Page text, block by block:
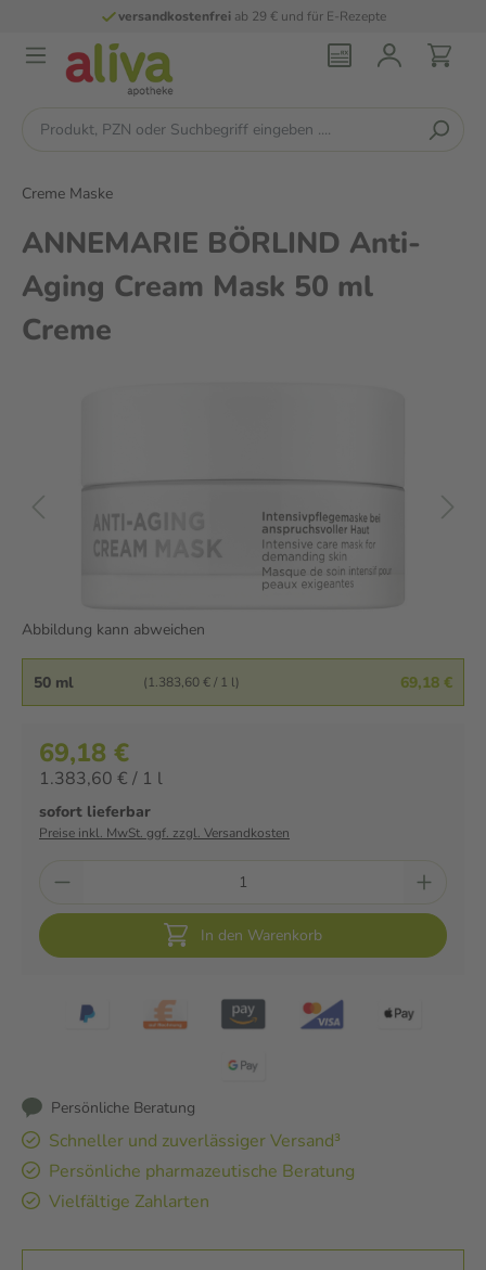
versandkostenfreiab 29 € und für E-Rezepte
Creme Maske
ANNEMARIE BÖRLIND Anti-
Aging Cream Mask 50 ml
Creme
Abbildung kann abweichen
50 ml (1.383,60 € / 1 l) 69,18 €
69,18 €
1.383,60 € / 1 l
sofort lieferbar
Preise inkl. MwSt. ggf. zzgl. Versandkosten
In den Warenkorb
Persönliche Beratung
Schneller und zuverlässiger Versand³
Persönliche pharmazeutische Beratung
Vielfältige Zahlarten